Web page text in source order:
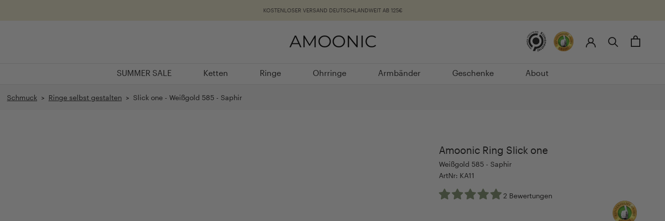
KOSTENLOSER VERSAND DEUTSCHLANDWEIT AB 125€
SUMMER SALE
SUMMER SALE
Ketten
Ketten
Ringe
Ringe
Ohrringe
Ohrringe
Armbänder
Armbänder
Geschenke
Geschenke
About
About
Schmuck > Ringe selbst gestalten > Slick one - Weißgold 585 - Saphir
Amoonic Ring Slick one
Weißgold 585 - Saphir
ArtNr: KA11
2 Bewertungen